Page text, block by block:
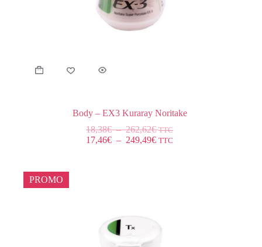
Body – EX3 Kuraray Noritake
18,38€ – 262,62€ TTC
17,46€ – 249,49€ TTC
PROMO